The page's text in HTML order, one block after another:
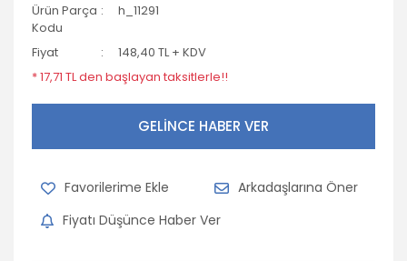
Ürün Parça
Kodu
h_11291
Fiyat
148,40 TL + KDV
* 17,71 TL den başlayan taksitlerle!!
GELİNCE HABER VER
Arkadaşlarına Öner
Fiyatı Düşünce Haber Ver